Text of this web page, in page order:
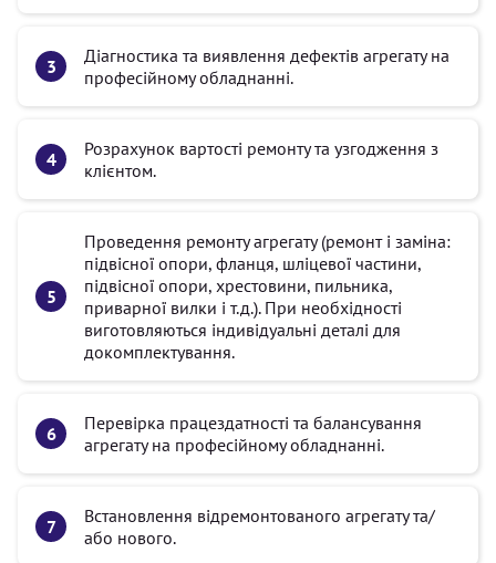
Діагностика та виявлення дефектів агрегату на
професійному обладнанні.
Розрахунок вартості ремонту та узгодження з
клієнтом.
Проведення ремонту агрегату (ремонт і заміна:
підвісної опори, фланця, шліцевої частини,
підвісної опори, хрестовини, пильника,
приварної вилки і т.д.). При необхідності
виготовляються індивідуальні деталі для
докомплектування.
Перевірка працездатності та балансування
агрегату на професійному обладнанні.
Встановлення відремонтованого агрегату та/
або нового.